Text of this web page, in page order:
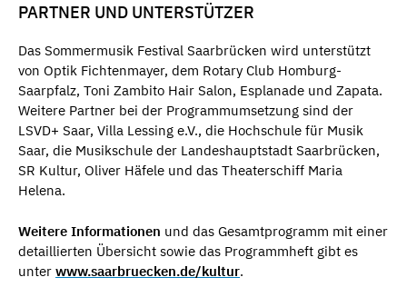
PARTNER UND UNTERSTÜTZER
Das Sommermusik Festival Saarbrücken wird unterstützt
von Optik Fichtenmayer, dem Rotary Club Homburg-
Saarpfalz, Toni Zambito Hair Salon, Esplanade und Zapata.
Weitere Partner bei der Programmumsetzung sind der
LSVD+ Saar, Villa Lessing e.V., die Hochschule für Musik
Saar, die Musikschule der Landeshauptstadt Saarbrücken,
SR Kultur, Oliver Häfele und das Theaterschiff Maria
Helena.
Weitere Informationen und das Gesamtprogramm mit einer
detaillierten Übersicht sowie das Programmheft gibt es
unter www.saarbruecken.de/kultur.